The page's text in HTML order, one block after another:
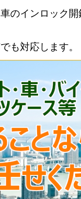
のインロック
も対応します。